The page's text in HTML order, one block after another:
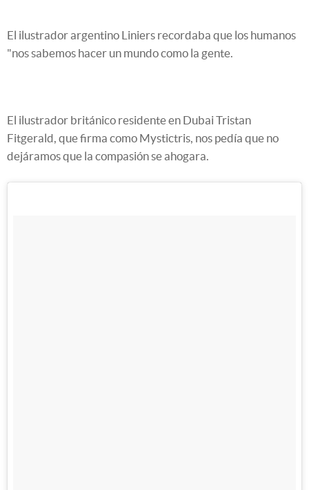
El ilustrador argentino Liniers recordaba que los humanos
"nos sabemos hacer un mundo como la gente.
El ilustrador británico residente en Dubai Tristan
Fitgerald, que firma como Mystictris, nos pedía que no
dejáramos que la compasión se ahogara.